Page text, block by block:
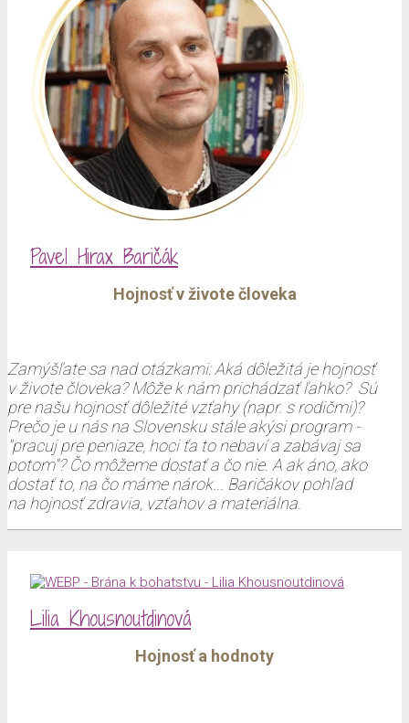
Pavel Hirax Baričák
Hojnosť v živote človeka
Zamýšľate sa nad otázkami: Aká dôležitá je hojnosť
v živote človeka? Môže k nám prichádzať ľahko? Sú
pre našu hojnosť dôležité vzťahy (napr. s rodičmi)?
Prečo je u nás na Slovensku stále akýsi program -
"pracuj pre peniaze, hoci ťa to nebaví a zabávaj sa
potom"? Čo môžeme dostať a čo nie. A ak áno, ako
dostať to, na čo máme nárok... Baričákov pohľad
na hojnosť zdravia, vzťahov a materiálna.
Lilia Khousnoutdinová
Hojnosť a hodnoty